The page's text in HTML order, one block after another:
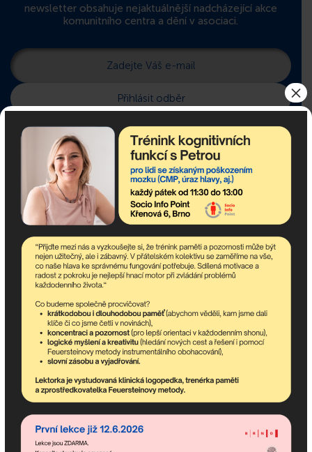
newsletter obsahuje nejaktuálnější nadcházející akce
komunitního centra a dění v asociaci.
Pokud potřebujete poradit,
jsme tu pro Vás!
Popis:
×